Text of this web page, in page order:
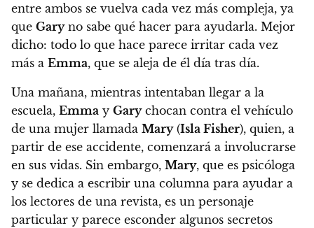
entre ambos se vuelva cada vez más compleja, ya
que Garyno sabe qué hacer para ayudarla. Mejor
dicho: todo lo que hace parece irritar cada vez
más a Emma, que se aleja de él día tras día.
Una mañana, mientras intentaban llegar a la
escuela, Emma y Garychocan contra el vehículo
de una mujer llamada Mary(Isla Fisher), quien, a
partir de ese accidente, comenzará a involucrarse
en sus vidas. Sin embargo, Mary, que es psicóloga
y se dedica a escribir una columna para ayudar a
los lectores de una revista, es un personaje
particular y parece esconder algunos secretos